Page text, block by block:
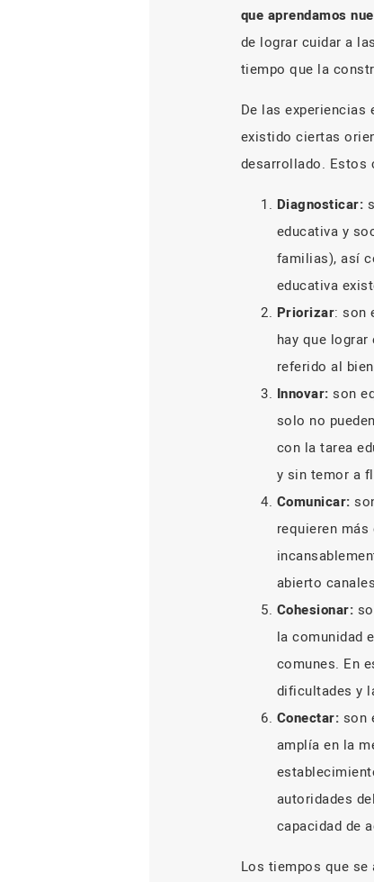
que aprendamos
de lograr cuidar a
tiempo que la
De las experiencias
existido ciertas
desarrollado. Estos
Diagnosticar:
educativa y
familias), así
educativa
Priorizar: son
hay que
referido al
Innovar: son
solo no
con la tarea
y sin temor a
Comunicar:
requieren
abierto
Cohesionar:
la comunidad
comunes. En
dificultades y
Conectar: son
amplía en la
autoridades
capacidad de
Los tiempos que se